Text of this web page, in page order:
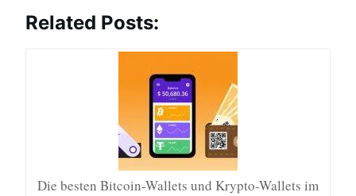
Related Posts:
Die besten Bitcoin-Wallets und Krypto-Wallets im